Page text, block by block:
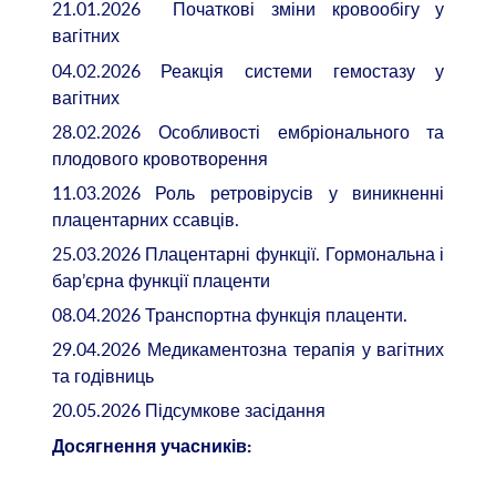
21.01.2026 Початкові зміни кровообігу у
вагітних
04.02.2026
Реакція системи гемостазу у
вагітних
28.02.2026
Особливості ембріонального та
плодового кровотворення
11.03.2026
Роль ретровірусів у виникненні
плацентарних ссавців.
25.03.2026 Плацентарні функції. Гормональна і
бар’єрна функції плаценти
08.04.2026Транспортна функція плаценти.
29.04.2026 Медикаментозна терапія у вагітних
та годівниць
20.05.2026 Підсумкове засідання
Досягнення учасників: